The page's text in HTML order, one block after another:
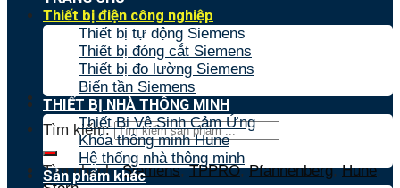
Tìm kiếm:
Tìm nhanh:Siemens,TPPRO,Pfannenberg,Hune,
Thiết bị điện công nghiệp
Thiết bị tự động Siemens
Thiết bị đóng cắt Siemens
Thiết bị đo lường Siemens
Biến tần Siemens
THIẾT BỊ NHÀ THÔNG MINH
Thiết Bị Vệ Sinh Cảm Ứng
Khóa thông minh Hune
Hệ thống nhà thông minh
Sản phẩm khác